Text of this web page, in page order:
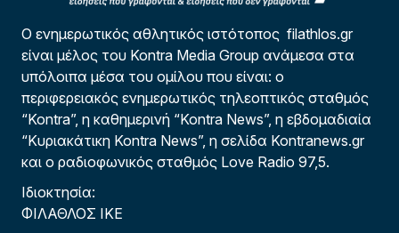
Ο ενημερωτικός αθλητικός ιστότοπος filathlos.gr
είναι μέλος του Kontra Media Group ανάμεσα στα
υπόλοιπα μέσα του ομίλου που είναι: ο
περιφερειακός ενημερωτικός τηλεοπτικός σταθμός
“Kontra”, η καθημερινή “Kontra News”, η εβδομαδιαία
“Κυριακάτικη Kontra News”, η σελίδα Kontranews.gr
και ο ραδιοφωνικός σταθμός Love Radio 97,5.
Ιδιοκτησία:
ΦΙΛΑΘΛΟΣ ΙΚΕ